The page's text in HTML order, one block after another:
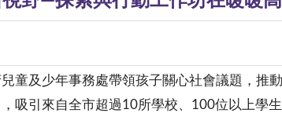
及少年事務處帶領孩子關心社會議題，推
吸引來自全市超過10所學校、100位以上學